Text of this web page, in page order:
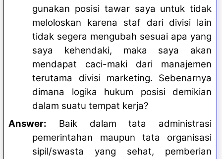
gunakan posisi tawar saya untuk tidak
meloloskan karena staf dari divisi lain
tidak segera mengubah sesuai apa yang
saya kehendaki, maka saya akan
mendapat caci-maki dari manajemen
terutama divisi marketing. Sebenarnya
dimana logika hukum posisi demikian
dalam suatu tempat kerja?
Answer: Baik dalam tata administrasi
pemerintahan maupun tata organisasi
sipil/swasta yang sehat, pemberian